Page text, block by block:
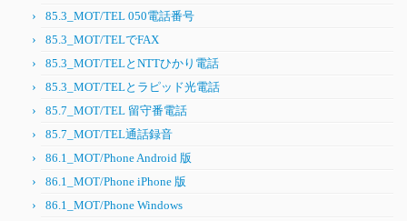
85.3_MOT/TEL 050電話番号
85.3_MOT/TELでFAX
85.3_MOT/TELとNTTひかり電話
85.3_MOT/TELとラピッド光電話
85.7_MOT/TEL 留守番電話
85.7_MOT/TEL通話録音
86.1_MOT/Phone Android 版
86.1_MOT/Phone iPhone 版
86.1_MOT/Phone Windows